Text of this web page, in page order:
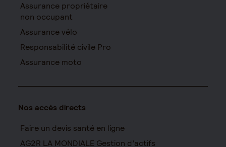
Assurance propriétaire
non occupant
Assurance vélo
Responsabilité civile Pro
Assurance moto
Nos accès directs
Faire un devis santé en ligne
AG2R LA MONDIALE Gestion d’actifs